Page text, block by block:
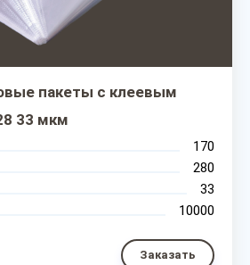
пакеты с клеевым
33 мкм
170
280
33
10000
Заказать